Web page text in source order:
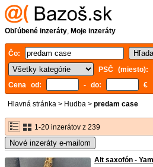
Obľúbené inzeráty, Moje inzeráty
Čo:
PSČ (miesto):
Cena od:
- do: €
Hlavná stránka > Hudba > predam case
1-20 inzerátov z 239
Nové inzeráty e-mailom
Alt saxofón -